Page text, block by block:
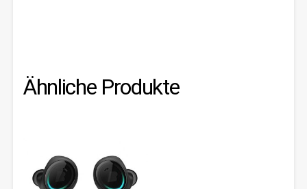
Ähnliche Produkte